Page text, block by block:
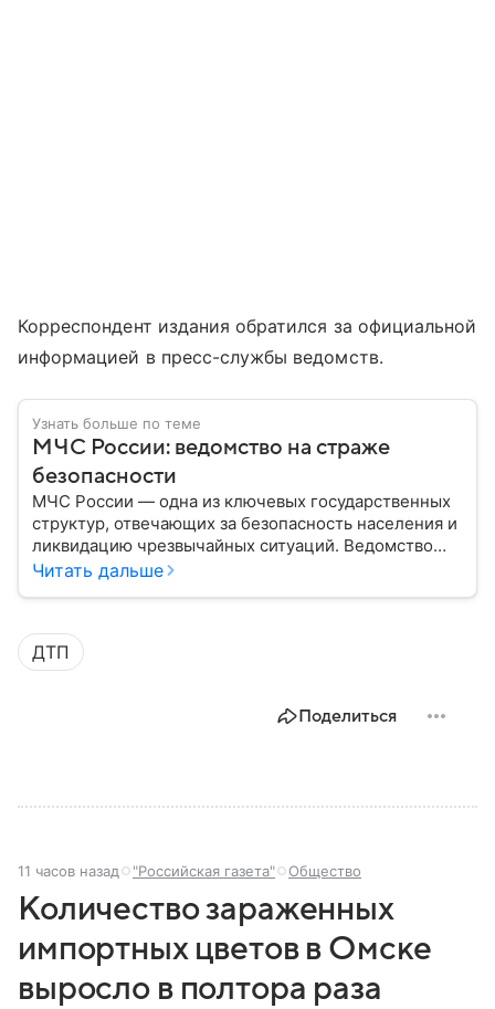
Корреспондент издания обратился за официальной
информацией в пресс-службы ведомств.
Узнать больше по теме
МЧС России: ведомство на страже
безопасности
МЧС России — одна из ключевых государственных
структур, отвечающих за безопасность населения и
ликвидацию чрезвычайных ситуаций. Ведомство
играет важную роль в защите граждан от
представляет собой МЧС, как оно устроено, какие
задачи выполняет и какую роль играет в
Читать дальше
ДТП
Поделиться
11 часов назад "Российская газета" Общество
Количество зараженных
импортных цветов в Омске
выросло в полтора раза